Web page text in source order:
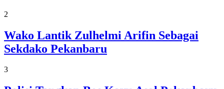
2
Wako Lantik Zulhelmi Arifin Sebagai
Sekdako Pekanbaru
3